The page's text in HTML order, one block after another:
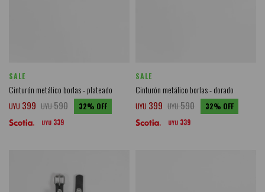
SALE
Cinturón metálico borlas - plateado
UYU 399 UYU590 32
UYU 339
SALE
Cinturón metálico borlas - dorado
UYU 399 UYU590 32
UYU 339